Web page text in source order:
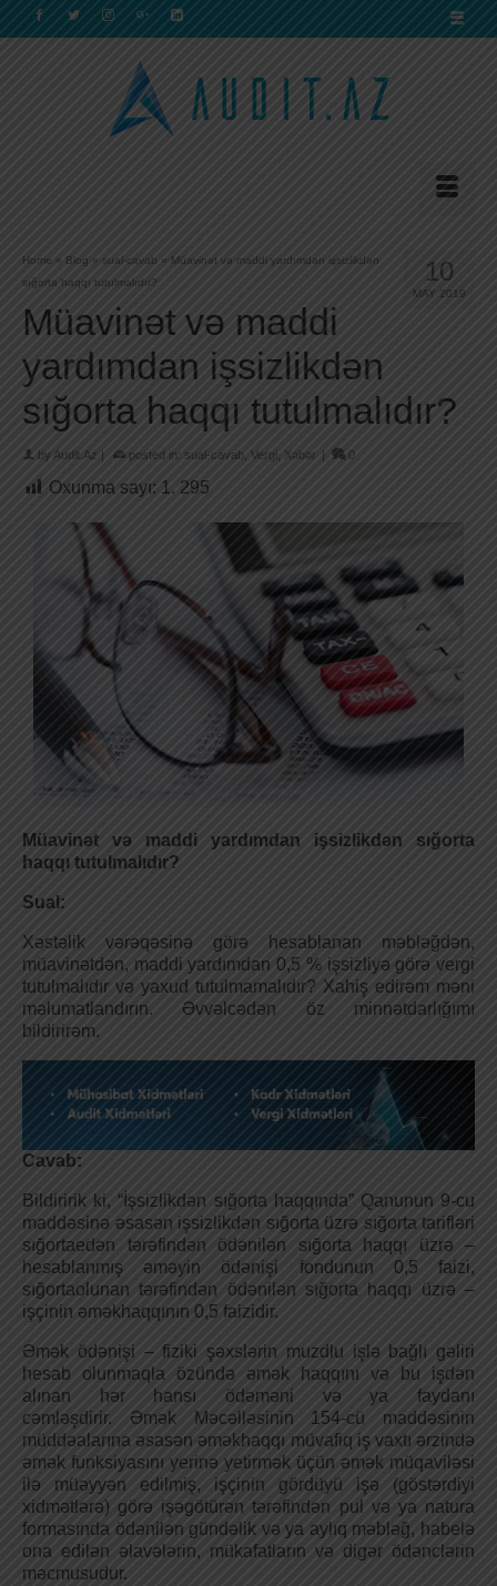
10
MAY 2019
Home » Blog » sual-cavab » Müavinət və maddi yardımdan işsizlikdən
sığorta haqqı tutulmalıdır?
Müavinət və maddi
yardımdan işsizlikdən
sığorta haqqı tutulmalıdır?
by Audit.Az | posted in: sual-cavab Vergi Xəbər | 0
Oxunma sayı: 1. 295
Müavinət və maddi yardımdan işsizlikdən sığorta
haqqı tutulmalıdır?
Sual:
Xəstəlik vərəqəsinə görə hesablanan məbləğdən,
müavinətdən, maddi yardımdan 0,5 % işsizliyə görə vergi
tutulmalıdır və yaxud tutulmamalıdır? Xahiş edirəm məni
məlumatlandırın. Əvvəlcədən öz minnətdarlığımı
bildirirəm.
Cavab:
Bildiririk ki, “İşsizlikdən sığorta haqqında” Qanunun 9-cu
maddəsinə əsasən işsizlikdən sığorta üzrə sığorta tarifləri
sığortaedən tərəfindən ödənilən sığorta haqqı üzrə –
hesablanmış əməyin ödənişi fondunun 0,5 faizi,
sığortaolunan tərəfindən ödənilən sığorta haqqı üzrə –
işçinin əməkhaqqının 0,5 faizidir.
Əmək ödənişi – fiziki şəxslərin muzdlu işlə bağlı gəliri
hesab olunmaqla özündə əmək haqqını və bu işdən
alınan hər hansı ödəməni və ya faydanı
cəmləşdirir. Əmək Məcəlləsinin 154-cü maddəsinin
müddəalarına əsasən əməkhaqqı müvafiq iş vaxtı ərzində
əmək funksiyasını yerinə yetirmək üçün əmək müqaviləsi
ilə müəyyən edilmiş, işçinin gördüyü işə (göstərdiyi
xidmətlərə) görə işəgötürən tərəfindən pul və ya natura
formasında ödənilən gündəlik və ya aylıq məbləğ, habelə
ona edilən əlavələrin, mükafatların və digər ödənclərin
məcmusudur.